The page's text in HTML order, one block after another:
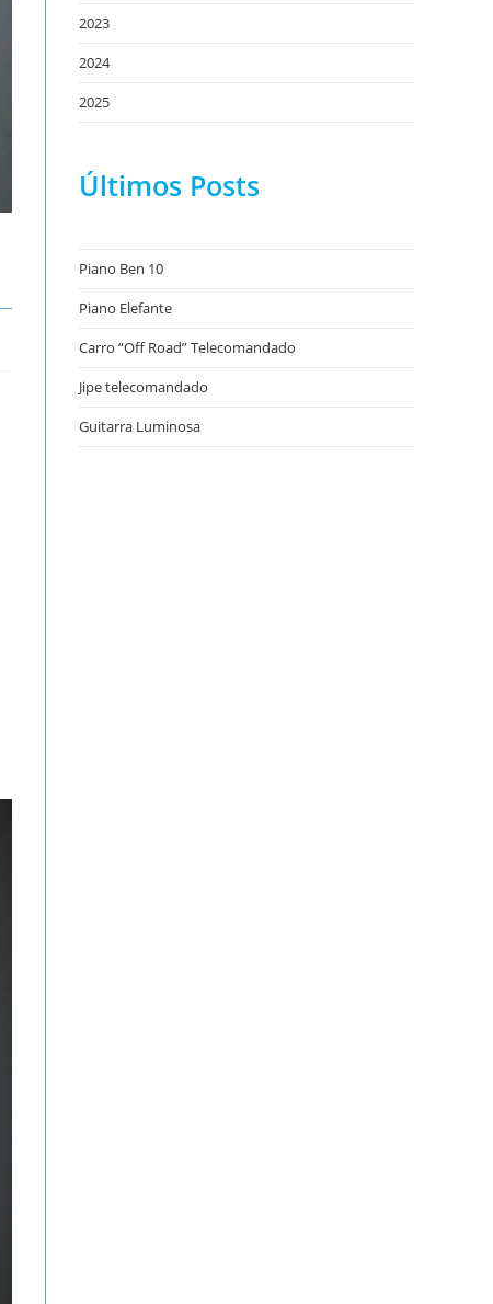
2023
2024
2025
Últimos Posts
Piano Ben 10
Piano Elefante
Carro “Off Road” Telecomandado
Jipe telecomandado
Guitarra Luminosa